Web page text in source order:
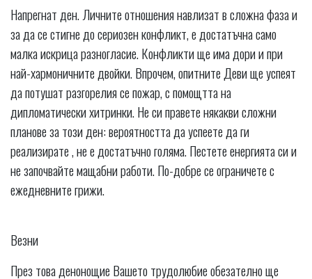
Напрегнат ден. Личните отношения навлизат в сложна фаза и
за да се стигне до сериозен конфликт, е достатъчна само
малка искрица разногласие. Конфликти ще има дори и при
най-хармоничните двойки. Впрочем, опитните Деви ще успеят
да потушат разгорелия се пожар, с помощтта на
дипломатически хитринки. Не си правете някакви сложни
планове за този ден: вероятността да успеете да ги
реализирате , не е достатъчно голяма. Пестете енергията си и
не започвайте мащабни работи. По-добре се ограничете с
ежедневните грижи.
Везни
През това денонощие Вашето трудолюбие обезателно ще